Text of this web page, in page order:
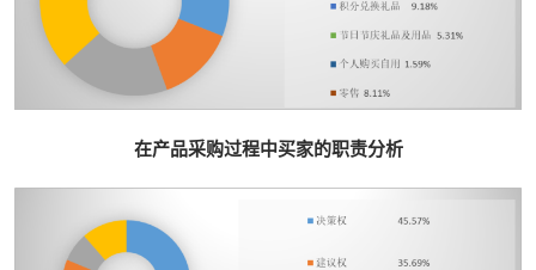
在产品采购过程中买家的职责分析